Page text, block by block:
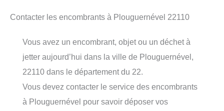
Contacter les encombrants à Plouguernével 22110
Vous avez un encombrant, objet ou un déchet à
jetter aujourd’hui dans la ville de Plouguernével,
22110 dans le département du 22.
Vous devez contacter le service des encombrants
à Plouguernével pour savoir déposer vos